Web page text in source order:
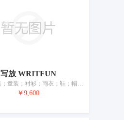
写放 WRITFUN
风衣；服装；童装；衬衫；雨衣；鞋；帽；袜；手套（服装）；领带；皮带（服饰用）
￥9,600